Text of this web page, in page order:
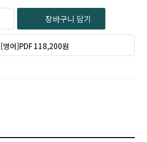
장바구니 담기
[영어]PDF 118,200원